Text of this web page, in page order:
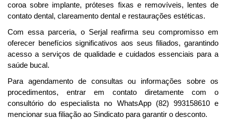
coroa sobre implante, próteses fixas e removíveis, lentes de
contato dental, clareamento dental e restaurações estéticas.
Com essa parceria, o Serjal reafirma seu compromisso em
oferecer benefícios significativos aos seus filiados, garantindo
acesso a serviços de qualidade e cuidados essenciais para a
saúde bucal.
Para agendamento de consultas ou informações sobre os
procedimentos, entrar em contato diretamente com o
consultório do especialista no WhatsApp (82) 993158610 e
mencionar sua filiação ao Sindicato para garantir o desconto.